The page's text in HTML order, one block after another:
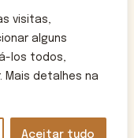
visitas,
alguns
los todos,
Mais detalhes na
Aceitar tudo